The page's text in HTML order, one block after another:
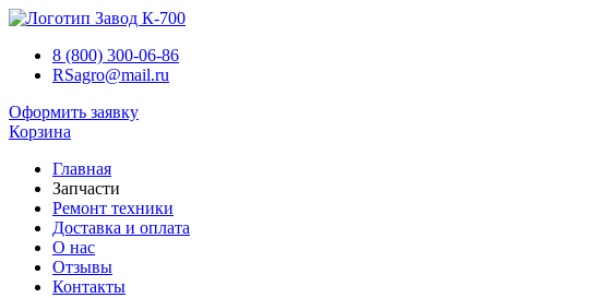
8 (800) 300-06-86
RSagro@mail.ru
Оформить заявку
Корзина
Главная
Запчасти
Ремонт техники
Доставка и оплата
О нас
Отзывы
Контакты